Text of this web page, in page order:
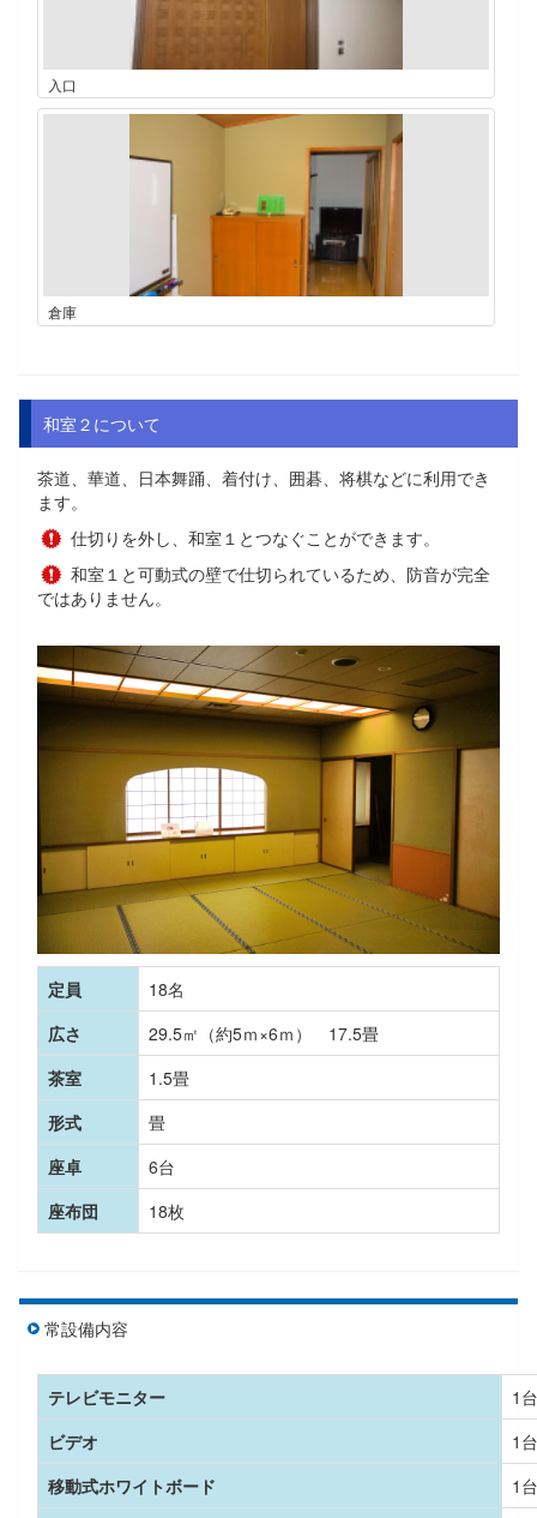
入口
倉庫
和室２について
茶道、華道、日本舞踊、着付け、囲碁、将棋などに利用でき
ます。
仕切りを外し、和室１とつなぐことができます。
和室１と可動式の壁で仕切られているため、防音が完全
ではありません。
定員
18名
広さ
29.5㎡（約5ｍ×6ｍ） 17.5畳
茶室
1.5畳
形式
畳
座卓
6台
座布団
18枚
常設備内容
テレビモニター
1台
ビデオ
1台
移動式ホワイトボード
1台